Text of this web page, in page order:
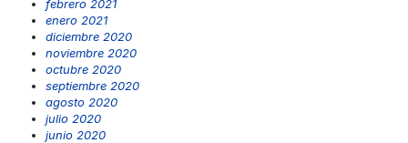
febrero 2021
enero 2021
diciembre 2020
noviembre 2020
octubre 2020
septiembre 2020
agosto 2020
julio 2020
junio 2020